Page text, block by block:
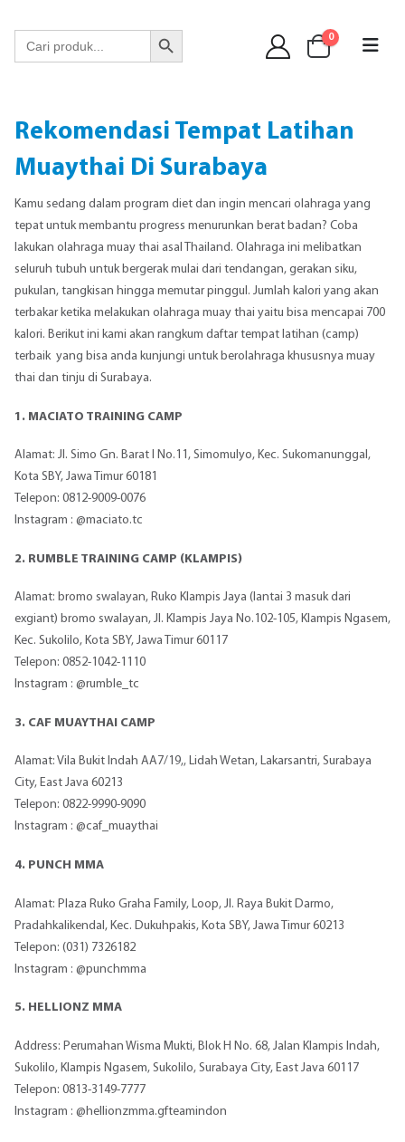
Search
for:
Search Button
0
Rekomendasi Tempat Latihan
Muaythai Di Surabaya
Kamu sedang dalam program diet dan ingin mencari olahraga yang
tepat untuk membantu progress menurunkan berat badan? Coba
lakukan olahraga muay thai asal Thailand. Olahraga ini melibatkan
seluruh tubuh untuk bergerak mulai dari tendangan, gerakan siku,
pukulan, tangkisan hingga memutar pinggul. Jumlah kalori yang akan
terbakar ketika melakukan olahraga muay thai yaitu bisa mencapai 700
kalori. Berikut ini kami akan rangkum daftar tempat latihan (camp)
terbaik yang bisa anda kunjungi untuk berolahraga khususnya muay
thai dan tinju di Surabaya.
1. MACIATO TRAINING CAMP
Alamat: Jl. Simo Gn. Barat I No.11, Simomulyo, Kec. Sukomanunggal,
Kota SBY, Jawa Timur 60181
Telepon: 0812-9009-0076
Instagram : @maciato.tc
2. RUMBLE TRAINING CAMP (KLAMPIS)
Alamat: bromo swalayan, Ruko Klampis Jaya (lantai 3 masuk dari
exgiant) bromo swalayan, Jl. Klampis Jaya No.102-105, Klampis Ngasem,
Kec. Sukolilo, Kota SBY, Jawa Timur 60117
Telepon: 0852-1042-1110
Instagram : @rumble_tc
3. CAF MUAYTHAI CAMP
Alamat: Vila Bukit Indah AA7/19,, Lidah Wetan, Lakarsantri, Surabaya
City, East Java 60213
Telepon: 0822-9990-9090
Instagram : @caf_muaythai
4. PUNCH MMA
Alamat: Plaza Ruko Graha Family, Loop, Jl. Raya Bukit Darmo,
Pradahkalikendal, Kec. Dukuhpakis, Kota SBY, Jawa Timur 60213
Telepon: (031) 7326182
Instagram : @punchmma
5. HELLIONZ MMA
Address: Perumahan Wisma Mukti, Blok H No. 68, Jalan Klampis Indah,
Sukolilo, Klampis Ngasem, Sukolilo, Surabaya City, East Java 60117
Telepon: 0813-3149-7777
Instagram : @hellionzmma.gfteamindon